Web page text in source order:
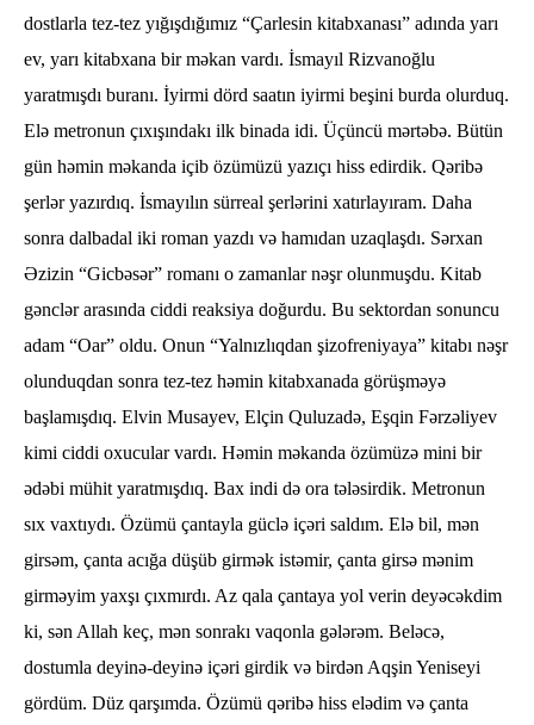
dostlarla tez-tez yığışdığımız “Çarlesin kitabxanası” adında yarı
ev, yarı kitabxana bir məkan vardı. İsmayıl Rizvanoğlu
yaratmışdı buranı. İyirmi dörd saatın iyirmi beşini burda olurduq.
Elə metronun çıxışındakı ilk binada idi. Üçüncü mərtəbə. Bütün
gün həmin məkanda içib özümüzü yazıçı hiss edirdik. Qəribə
şerlər yazırdıq. İsmayılın sürreal şerlərini xatırlayıram. Daha
sonra dalbadal iki roman yazdı və hamıdan uzaqlaşdı. Sərxan
Əzizin “Gicbəsər” romanı o zamanlar nəşr olunmuşdu. Kitab
gənclər arasında ciddi reaksiya doğurdu. Bu sektordan sonuncu
adam “Oar” oldu. Onun “Yalnızlıqdan şizofreniyaya” kitabı nəşr
olunduqdan sonra tez-tez həmin kitabxanada görüşməyə
başlamışdıq. Elvin Musayev, Elçin Quluzadə, Eşqin Fərzəliyev
kimi ciddi oxucular vardı. Həmin məkanda özümüzə mini bir
ədəbi mühit yaratmışdıq. Bax indi də ora tələsirdik. Metronun
sıx vaxtıydı. Özümü çantayla güclə içəri saldım. Elə bil, mən
girsəm, çanta acığa düşüb girmək istəmir, çanta girsə mənim
girməyim yaxşı çıxmırdı. Az qala çantaya yol verin deyəcəkdim
ki, sən Allah keç, mən sonrakı vaqonla gələrəm. Beləcə,
dostumla deyinə-deyinə içəri girdik və birdən Aqşin Yeniseyi
gördüm. Düz qarşımda. Özümü qəribə hiss elədim və çanta